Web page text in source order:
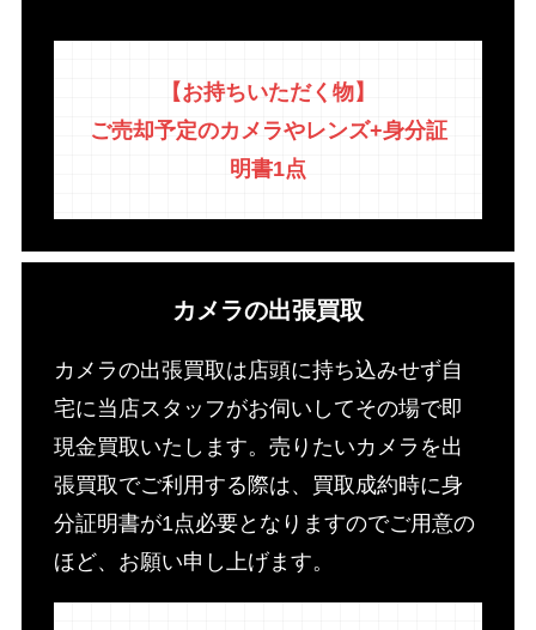
【お持ちいただく物】
ご売却予定のカメラやレンズ+身分証
明書1点
カメラの出張買取
カメラの出張買取は店頭に持ち込みせず自
宅に当店スタッフがお伺いしてその場で即
現金買取いたします。売りたいカメラを出
張買取でご利用する際は、買取成約時に身
分証明書が1点必要となりますのでご用意の
ほど、お願い申し上げます。